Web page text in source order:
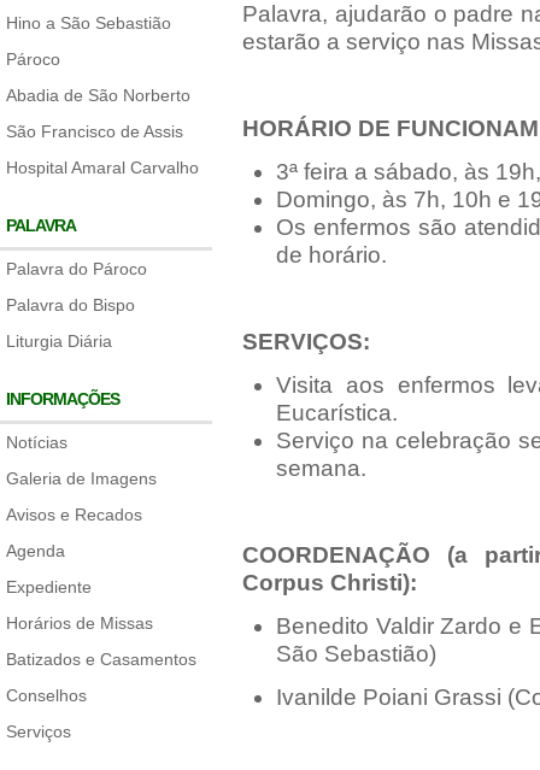
Hino a São Sebastião
Pároco
Abadia de São Norberto
São Francisco de Assis
Hospital Amaral Carvalho
PALAVRA
Palavra do Pároco
Palavra do Bispo
Liturgia Diária
INFORMAÇÕES
Notícias
Galeria de Imagens
Avisos e Recados
Agenda
Expediente
Horários de Missas
Batizados e Casamentos
Conselhos
Serviços
Palavra, ajudarão o padre
estarão a serviço nas
HORÁRIO DE
3ª feira a sábado, às
Domingo, às 7h, 10h e
Os enfermos são
de horário.
SERVIÇOS:
Visita aos enfermos
Eucarística.
Serviço na celebração
semana.
COORDENAÇÃO (a
Corpus Christi):
Benedito Valdir Zardo e
São Sebastião)
Ivanilde Poiani Grassi